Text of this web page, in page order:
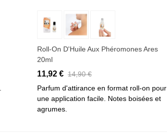
Ajouter au panier
Roll-On D'Huile Aux Phéromones Ares
20ml
11,92 € 14,90 €
Parfum d'attirance en format roll-on pour
une application facile. Notes boisées et
agrumes.